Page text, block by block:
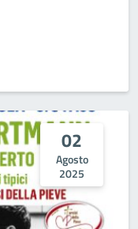
02
Agosto
2025